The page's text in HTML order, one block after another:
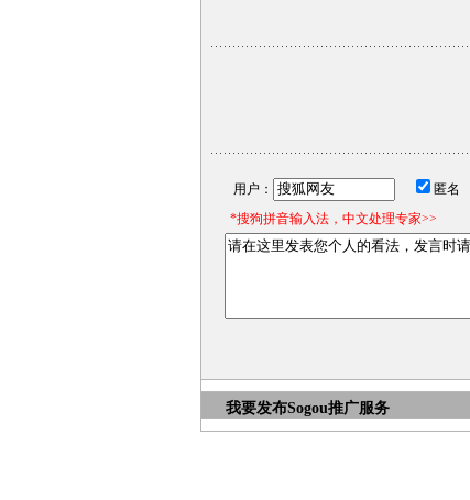
用户： 匿名
*搜狗拼音输入法，中文处理专家>>
我要发布Sogou推广服务